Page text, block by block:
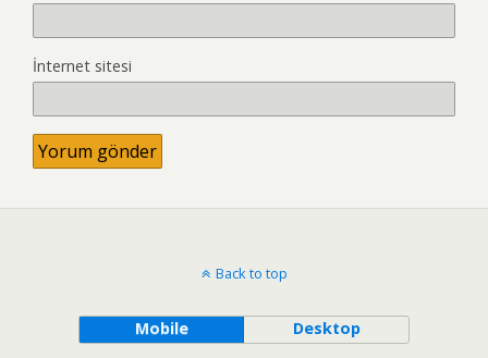
İnternet sitesi
Back to top
Mobile Desktop